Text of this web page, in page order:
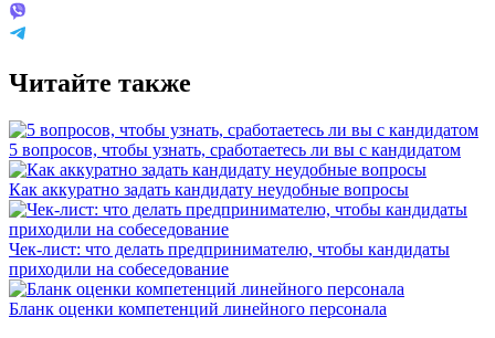
Читайте также
5 вопросов, чтобы узнать, сработаетесь ли вы с кандидатом
Как аккуратно задать кандидату неудобные вопросы
Чек-лист: что делать предпринимателю, чтобы кандидаты
приходили на собеседование
Бланк оценки компетенций линейного персонала